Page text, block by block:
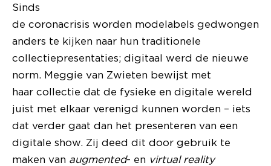
Sinds
de coronacrisis worden modelabels gedwongen
anders te kijken naar hun traditionele
collectiepresentaties; digitaal werd de nieuwe
norm. Meggie van Zwieten bewijst met
haar collectie dat de fysieke en digitale wereld
juist met elkaar verenigd kunnen worden – iets
dat verder gaat dan het presenteren van een
digitale show. Zij deed dit door gebruik te
maken van augmented- en virtual reality